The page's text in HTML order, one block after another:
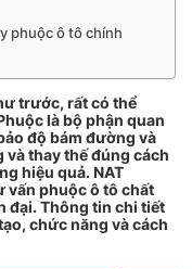
phuộc ô tô chính
trước, rất có thể
là bộ phận quan
độ bám đường và
và thay thế đúng cách
hiệu quả. NAT
vấn phuộc ô tô chất
đại. Thông tin chi tiết
chức năng và cách